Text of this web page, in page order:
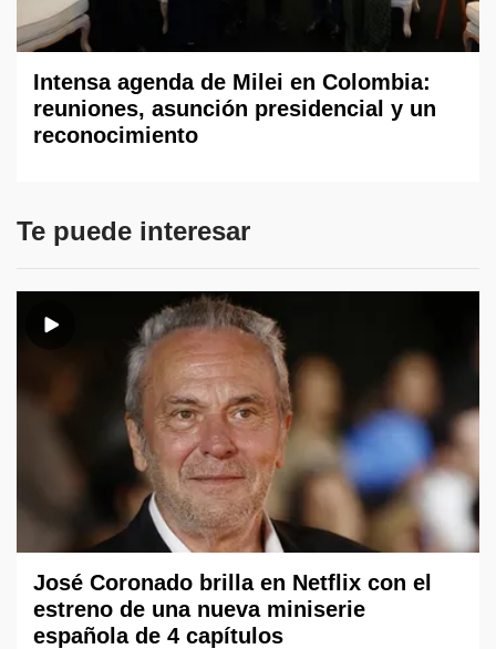
Intensa agenda de Milei en Colombia:
reuniones, asunción presidencial y un
reconocimiento
Te puede interesar
José Coronado brilla en Netflix con el
estreno de una nueva miniserie
española de 4 capítulos